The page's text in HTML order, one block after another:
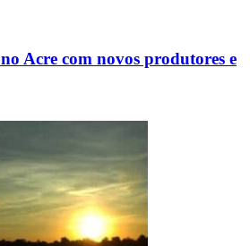
Acre com novos produtores e